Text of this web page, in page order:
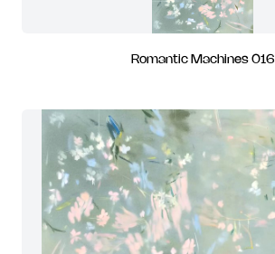
Romantic Machines 016